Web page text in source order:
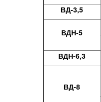
ВД-3,5
ВДН-5
ВДН-6,3
ВД-8